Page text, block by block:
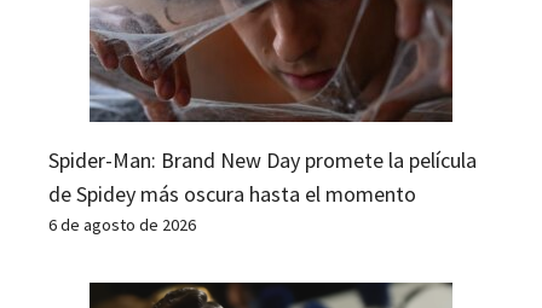
Spider-Man: Brand New Day promete la película
de Spidey más oscura hasta el momento
6 de agosto de 2026